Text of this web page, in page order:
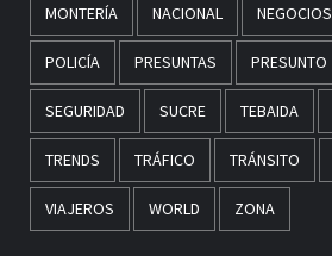
MONTERÍA NACIONAL NEGOCIOS
POLICÍA PRESUNTAS PRESUNTO
SEGURIDAD SUCRE TEBAIDA
TRENDS TRÁFICO TRÁNSITO
VIAJEROS WORLD ZONA